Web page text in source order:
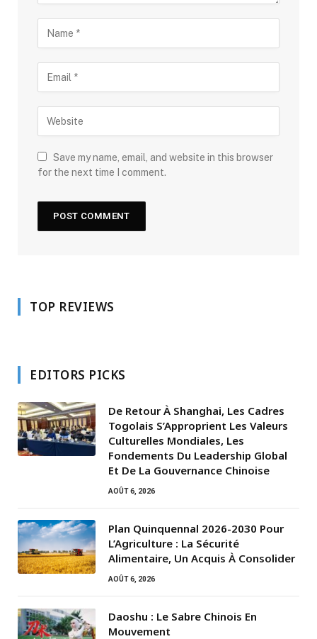
Save my name, email, and website in this browser
for the next time I comment.
TOP REVIEWS
EDITORS PICKS
De Retour À Shanghai, Les Cadres
Togolais S’Approprient Les Valeurs
Culturelles Mondiales, Les
Fondements Du Leadership Global
Et De La Gouvernance Chinoise
AOÛT 6, 2026
Plan Quinquennal 2026-2030 Pour
L’Agriculture : La Sécurité
Alimentaire, Un Acquis À Consolider
AOÛT 6, 2026
Daoshu : Le Sabre Chinois En
Mouvement